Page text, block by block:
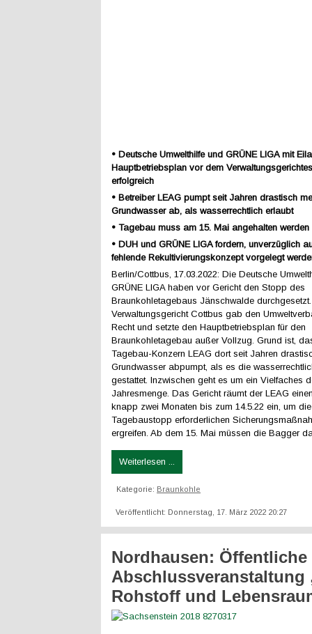
• Deutsche Umwelthilfe und GRÜNE LIGA mit
Hauptbetriebsplan vor dem
erfolgreich
• Betreiber LEAG pumpt seit Jahren drastisch
Grundwasser ab, als wasserrechtlich erlaubt
• Tagebau muss am 15. Mai angehalten werden
• DUH und GRÜNE LIGA fordern, unverzüglich
fehlende Rekultivierungskonzept vorgelegt
Berlin/Cottbus, 17.03.2022: Die Deutsche
GRÜNE LIGA haben vor Gericht den Stopp des
Braunkohletagebaus Jänschwalde
Verwaltungsgericht Cottbus gab den
Recht und setzte den Hauptbetriebsplan für den
Braunkohletagebau außer Vollzug. Grund ist,
Tagebau-Konzern LEAG dort seit Jahren
Grundwasser abpumpt, als es die
gestattet. Inzwischen geht es um ein Vielfaches
Jahresmenge. Das Gericht räumt der LEAG
knapp zwei Monaten bis zum 14.5.22 ein, um
Tagebaustopp erforderlichen
ergreifen. Ab dem 15. Mai müssen die Bagger
Weiterlesen ...
Kategorie: Braunkohle
Veröffentlicht: Donnerstag, 17. März 2022 20:27
Nordhausen: Öffentliche
Abschlussveranstaltung
Rohstoff und